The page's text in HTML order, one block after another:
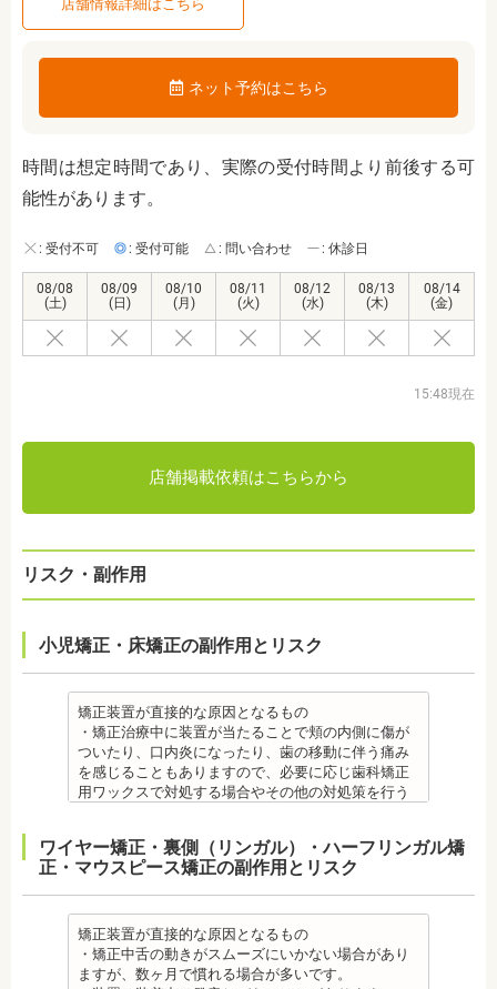
店舗情報詳細はこちら
ネット予約はこちら
時間は想定時間であり、実際の受付時間より前後する可
能性があります。
: 受付不可 : 受付可能 : 問い合わせ : 休診日
08/08
(土)
08/09
(日)
08/10
(月)
08/11
(火)
08/12
(水)
08/13
(木)
08/14
(金)
15:48現在
店舗掲載依頼はこちらから
リスク・副作用
小児矯正・床矯正の副作用とリスク
矯正装置が直接的な原因となるもの
・矯正治療中に装置が当たることで頬の内側に傷が
ついたり、口内炎になったり、歯の移動に伴う痛み
を感じることもありますので、必要に応じ歯科矯正
用ワックスで対処する場合やその他の対処策を行う
が、数ヶ月で慣れることが多いです。
・装置の装着中は発音しづらいことがあります。
・矯正装置を装着した直後や、ワイヤーを交換した
直後に痛みを感じることがありますが、数日でおさ
まる場合が多いです。また、冷たいものを飲んだと
きにしみる「知覚過敏」があらわれる場合がありま
すが、基本的には数日で改善されます。長期間痛む
ワイヤー矯正・裏側（リンガル）・ハーフリンガル矯
正・マウスピース矯正の副作用とリスク
矯正装置が直接的な原因となるもの
・矯正中舌の動きがスムーズにいかない場合があり
ますが、数ヶ月で慣れる場合が多いです。